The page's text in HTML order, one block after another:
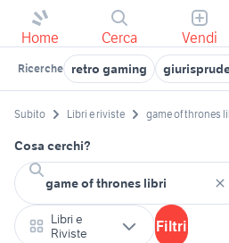
Home Cerca Vendi
Ricerche retro gaming
Subito Libri e riviste game of thrones
Cosa cerchi?
Libri e
Riviste
Filtri